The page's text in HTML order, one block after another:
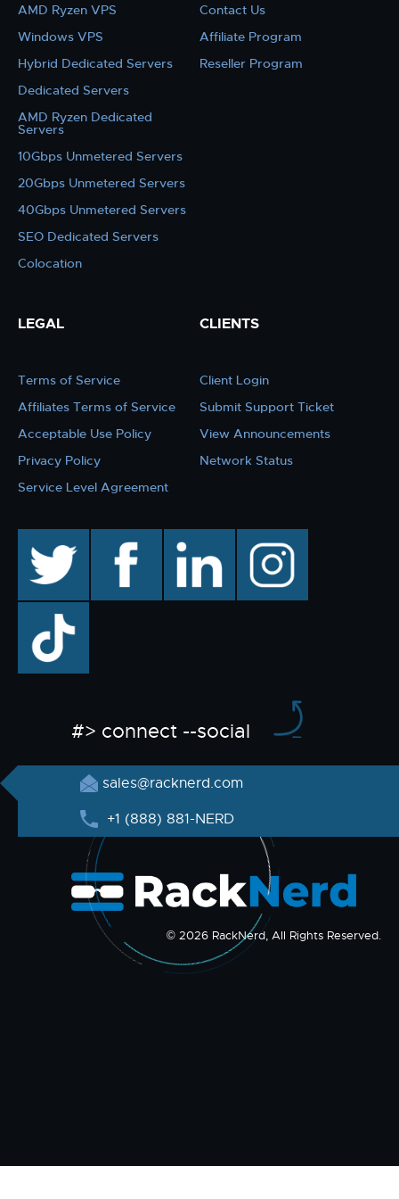
AMD Ryzen VPS
Windows VPS
Hybrid Dedicated Servers
Dedicated Servers
AMD Ryzen Dedicated
Servers
10Gbps Unmetered Servers
20Gbps Unmetered Servers
40Gbps Unmetered Servers
SEO Dedicated Servers
Colocation
Contact Us
Affiliate Program
Reseller Program
LEGAL
Terms of Service
Affiliates Terms of Service
Acceptable Use Policy
Privacy Policy
Service Level Agreement
CLIENTS
Client Login
Submit Support Ticket
View Announcements
Network Status
facebook linkedin instagram
TikTok
#> connect --social
sales@racknerd.com
+1 (888) 881-NERD
© 2026 RackNerd, All Rights Reserved.